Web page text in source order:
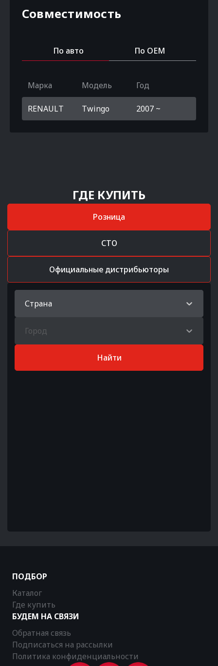
Совместимость
По авто По OEM
Марка Модель Год
RENAULT Twingo 2007 ~
ГДЕ КУПИТЬ
Розница
СТО
Официальные дистрибьюторы
Страна
Город
Найти
ПОДБОР
Каталог
Где купить
БУДЕМ НА СВЯЗИ
Обратная связь
Подписаться на рассылки
Политика конфиденциальности